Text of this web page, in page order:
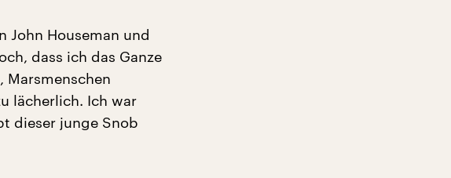
John Houseman und
dass ich das Ganze
lächerlich. Ich war
dieser junge Snob